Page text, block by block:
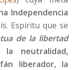
Independencia
Espíritu que se
de la libertad
neutralidad,
liberador, la